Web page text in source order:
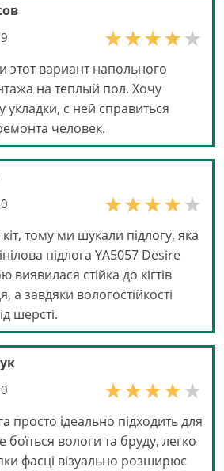
этот вариант напольного
на теплый пол. Хочу
укладки, с ней справиться
человек.
тому ми шукали підлогу, яка
підлога YA5057 Desire
стійка до кігтів
а завдяки вологостійкості
шерсті.
просто ідеально підходить для
боїться вологи та бруду, легко
фасці візуально розширює